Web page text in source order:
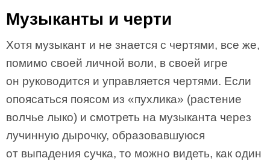
Музыканты и черти
Хотя музыкант и не знается с чертями, все же,
помимо своей личной воли, в своей игре
он руководится и управляется чертями. Если
опоясаться поясом из «пухлика» (растение
волчье лыко) и смотреть на музыканта через
лучинную дырочку, образовавшуюся
от выпадения сучка, то можно видеть, как один